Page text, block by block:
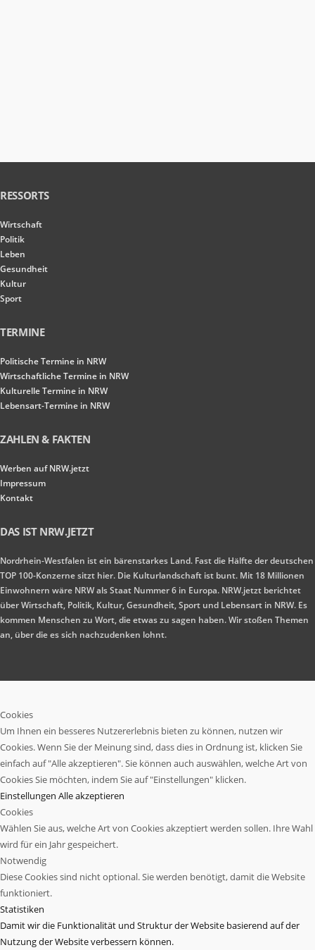
RESSORTS
Wirtschaft
Politik
Leben
Gesundheit
Kultur
Sport
TERMINE
Politische Termine in NRW
Wirtschaftliche Termine in NRW
Kulturelle Termine in NRW
Lebensart-Termine in NRW
ZAHLEN & FAKTEN
Werben auf NRW.jetzt
Impressum
Kontakt
DAS IST NRW.JETZT
Nordrhein-Westfalen ist ein bärenstarkes Land. Fast die Hälfte der deutschen
TOP 100-Konzerne sitzt hier. Die Kulturlandschaft ist bunt. Mit 18 Millionen
Einwohnern wäre NRW als Staat Nummer 6 in Europa. NRW.jetzt berichtet
über Wirtschaft, Politik, Kultur, Gesundheit, Sport und Lebensart in NRW. Es
kommen Menschen zu Wort, die etwas zu sagen haben. Wir stoßen Themen
an, über die es sich nachzudenken lohnt.
Cookies
Um Ihnen ein besseres Nutzererlebnis bieten zu können, nutzen wir
Cookies. Wenn Sie der Meinung sind, dass dies in Ordnung ist, klicken Sie
einfach auf "Alle akzeptieren". Sie können auch auswählen, welche Art von
Cookies Sie möchten, indem Sie auf "Einstellungen" klicken.
Einstellungen Alle akzeptieren
Cookies
Wählen Sie aus, welche Art von Cookies akzeptiert werden sollen. Ihre Wahl
wird für ein Jahr gespeichert.
Notwendig
Diese Cookies sind nicht optional. Sie werden benötigt, damit die Website
funktioniert.
Statistiken
Damit wir die Funktionalität und Struktur der Website basierend auf der
Nutzung der Website verbessern können.